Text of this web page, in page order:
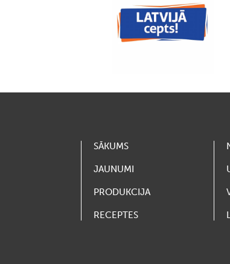
SĀKUMS
JAUNUMI
PRODUKCIJA
RECEPTES